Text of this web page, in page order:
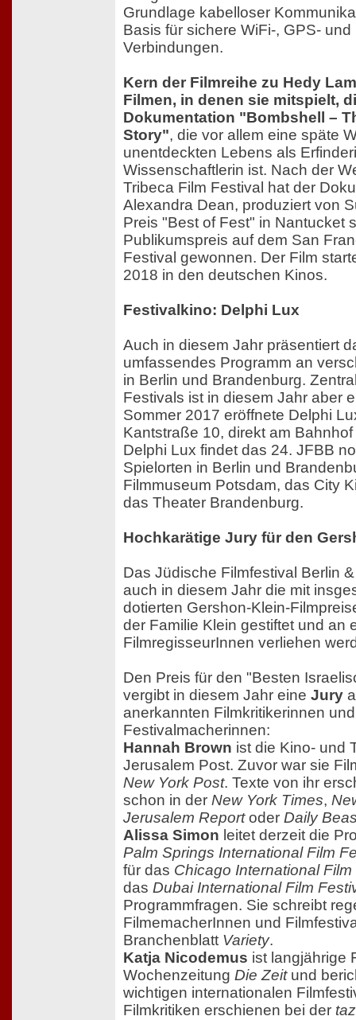
Grundlage kabelloser
Basis für sichere WiFi-, GPS- und
Verbindungen.
Kern der Filmreihe zu Hedy
Filmen, in denen sie mitspielt,
Dokumentation "Bombshell –
Story", die vor allem eine späte
unentdeckten Lebens als
Wissenschaftlerin ist. Nach der
Tribeca Film Festival hat der
Alexandra Dean, produziert von
Preis "Best of Fest" in Nantucket
Publikumspreis auf dem San
Festival gewonnen. Der Film
2018 in den deutschen Kinos.
Festivalkino: Delphi Lux
Auch in diesem Jahr präsentiert
umfassendes Programm an
in Berlin und Brandenburg.
Festivals ist in diesem Jahr aber
Sommer 2017 eröffnete Delphi
Kantstraße 10, direkt am
Delphi Lux findet das 24. JFBB
Spielorten in Berlin und
Filmmuseum Potsdam, das City
das Theater Brandenburg.
Hochkarätige Jury für den
Das Jüdische Filmfestival Berlin
auch in diesem Jahr die mit
dotierten Gershon-Klein-
der Familie Klein gestiftet und an
FilmregisseurInnen verliehen
Den Preis für den "Besten
vergibt in diesem Jahr eine Jury
anerkannten Filmkritikerinnen und
Festivalmacherinnen:
Hannah Brown ist die Kino- und
Jerusalem Post. Zuvor war sie
New York Post. Texte von ihr
schon in der New York Times,
Jerusalem Reportoder Daily
Alissa Simon leitet derzeit die
Palm Springs International Film
für das Chicago International
das Dubai International Film
Programmfragen. Sie schreibt
FilmemacherInnen und
Branchenblatt Variety.
Katja Nicodemus ist langjährige
Wochenzeitung Die Zeitund
wichtigen internationalen
Filmkritiken erschienen bei der taz